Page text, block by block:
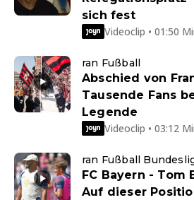
sich fest
Videoclip • 01:50
ran Fußball
Abschied von
Tausende Fans
Legende
Videoclip • 03:12
ran Fußball
FC Bayern - Tom
Auf dieser